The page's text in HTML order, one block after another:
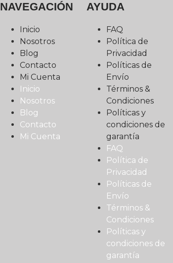
NAVEGACIÓN
Inicio
Nosotros
Blog
Contacto
Mi Cuenta
Inicio
Nosotros
Blog
Contacto
Mi Cuenta
AYUDA
FAQ
Política de
Privacidad
Políticas de
Envío
Términos &
Condiciones
Políticas y
condiciones de
garantía
FAQ
Política de
Privacidad
Políticas de
Envío
Términos &
Condiciones
Políticas y
condiciones de
garantía